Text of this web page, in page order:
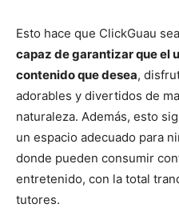
Esto hace que ClickGuau
capaz de garantizar que el
contenido que desea,
adorables y divertidos de
naturaleza. Además, esto
un espacio adecuado para
donde pueden consumir
entretenido, con la total
tutores.